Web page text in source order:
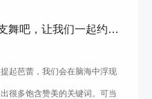
骄阳地产营销中心| 跳支舞吧，让我们一起约定美好！
提起芭蕾，我们会在脑海中浮现
出很多饱含赞美的关键词。可当